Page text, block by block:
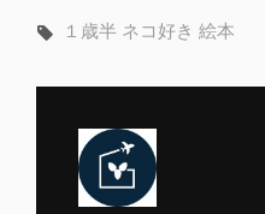
リ
タ１歳半 ネコ好き 絵本